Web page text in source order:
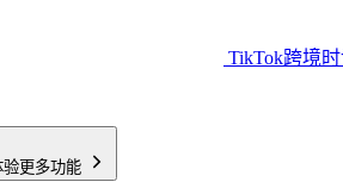
TikTok跨境
更多功能